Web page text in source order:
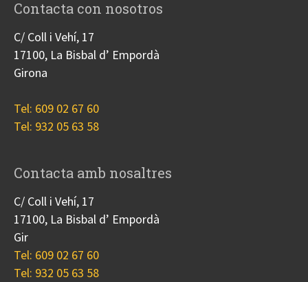
Contacta con nosotros
C/ Coll i Vehí, 17
17100, La Bisbal d’ Empordà
Girona
Tel: 609 02 67 60
Tel: 932 05 63 58
Contacta amb nosaltres
C/ Coll i Vehí, 17
17100, La Bisbal d’ Empordà
Gir
Tel: 609 02 67 60
Tel: 932 05 63 58